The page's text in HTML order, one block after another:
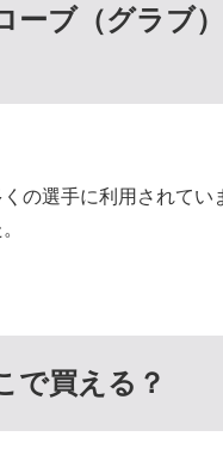
ーブ（グラブ
の選手に利用されて
で買える？